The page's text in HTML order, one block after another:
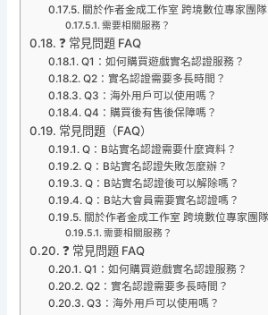
關於作者金成工作室 跨境數位專家團隊
需要相關服務？
❓ 常見問題 FAQ
Q1：如何購買遊戲實名認證服務？
Q2：實名認證需要多長時間？
Q3：海外用戶可以使用嗎？
Q4：購買後有售後保障嗎？
常見問題（FAQ）
Q：B站實名認證需要什麼資料？
Q：B站實名認證失敗怎麼辦？
Q：B站實名認證後可以解除嗎？
Q：B站大會員需要實名認證嗎？
關於作者金成工作室 跨境數位專家團隊
需要相關服務？
❓ 常見問題 FAQ
Q1：如何購買遊戲實名認證服務？
Q2：實名認證需要多長時間？
Q3：海外用戶可以使用嗎？